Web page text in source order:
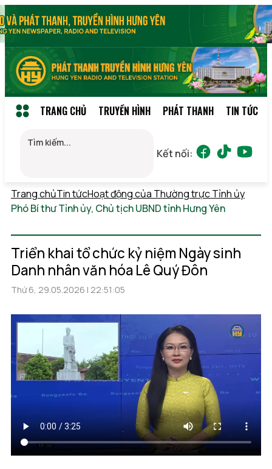
TRANG CHỦ TRUYỀN HÌNH PHÁT THANH TIN TỨC
Kết nối:
Trang chủTin tứcHoạt động của Thường trực Tỉnh ủy
Phó Bí thư Tỉnh ủy, Chủ tịch UBND tỉnh Hưng Yên
Triển khai tổ chức kỷ niệm Ngày sinh
Danh nhân văn hóa Lê Quý Đôn
Thứ 6, 29.05.2026 | 22:51:05